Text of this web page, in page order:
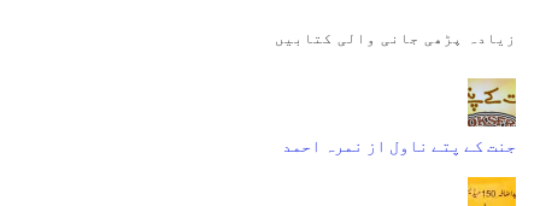
زیادہ پڑھی جانی والی کتابیں
جنت کے پتے ناول از نمرہ احمد